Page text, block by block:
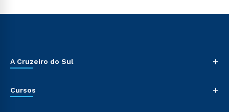
A Cruzeiro do Sul +
Cursos +